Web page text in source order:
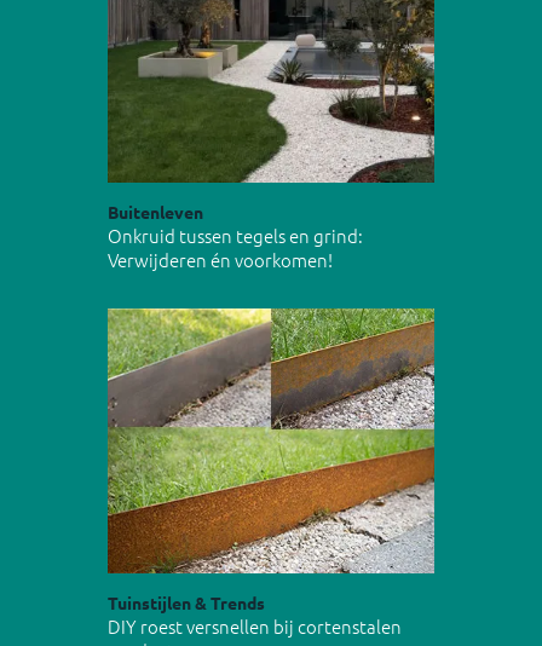
Buitenleven
Onkruid tussen tegels en grind:
Verwijderen én voorkomen!
Tuinstijlen & Trends
DIY roest versnellen bij cortenstalen